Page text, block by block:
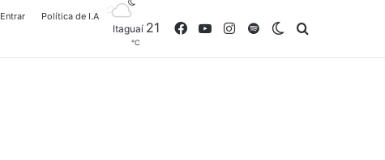
Entrar Política de I.A
Itaguaí 21
℃
FacebookYouTubeInstagram
SpotifySwitch skin